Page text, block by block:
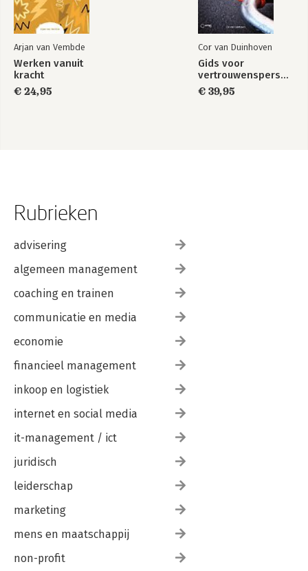
Arjan van Vembde
Werken vanuit
kracht
€ 24,95
Cor van Duinhoven
Gids voor
vertrouwenspersonen
€ 39,95
Rubrieken
advisering
algemeen management
coaching en trainen
communicatie en media
economie
financieel management
inkoop en logistiek
internet en social media
it-management / ict
juridisch
leiderschap
marketing
mens en maatschappij
non-profit